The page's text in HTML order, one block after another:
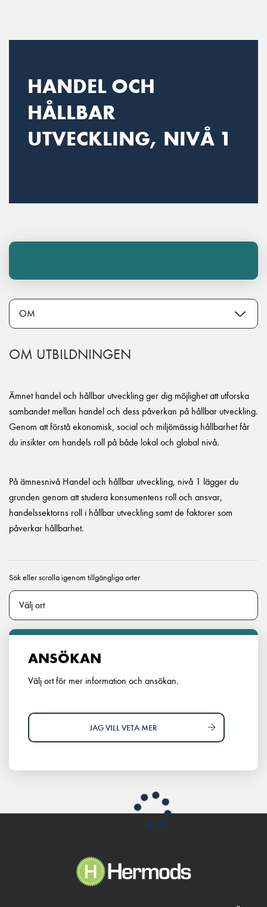
HANDEL OCH
HÅLLBAR
UTVECKLING, NIVÅ 1
OM UTBILDNINGEN
Ämnet handel och hållbar utveckling ger dig möjlighet att utforska
sambandet mellan handel och dess påverkan på hållbar utveckling.
Genom att förstå ekonomisk, social och miljömässig hållbarhet får
du insikter om handels roll på både lokal och global nivå.
På ämnesnivå Handel och hållbar utveckling, nivå 1 lägger du
grunden genom att studera konsumentens roll och ansvar,
handelssektorns roll i hållbar utveckling samt de faktorer som
påverkar hållbarhet.
Sök eller scrolla igenom tillgängliga orter
ANSÖKAN
Välj ort för mer information och ansökan.
JAG VILL VETA MER